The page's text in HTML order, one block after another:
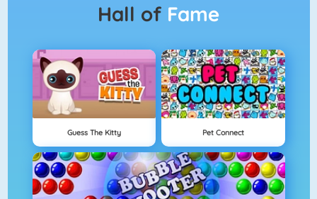
Hall of Fame
Guess The Kitty Pet Connect